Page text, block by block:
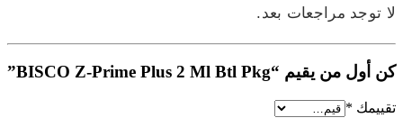
لا توجد مراجعات بعد.
كن أول من يقيم “BISCO Z-Prime Plus 2 Ml Btl Pkg”
تقييمك *